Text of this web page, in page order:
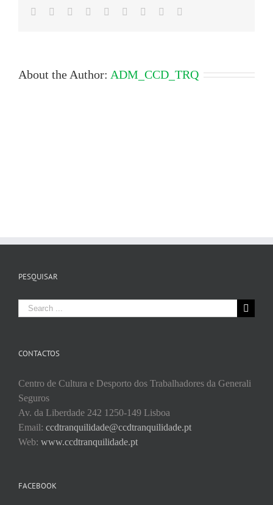
Facebook
TwitterLinkedIn
Reddit Google+
TumblrPinterest
About the Author: ADM_CCD_TRQ
PESQUISAR
Search
for:
CONTACTOS
Centro de Cultura e Desporto dos Trabalhadores da Generali
Seguros
Av. da Liberdade 242 1250-149 Lisboa
Email: ccdtranquilidade@ccdtranquilidade.pt
Web: www.ccdtranquilidade.pt
FACEBOOK